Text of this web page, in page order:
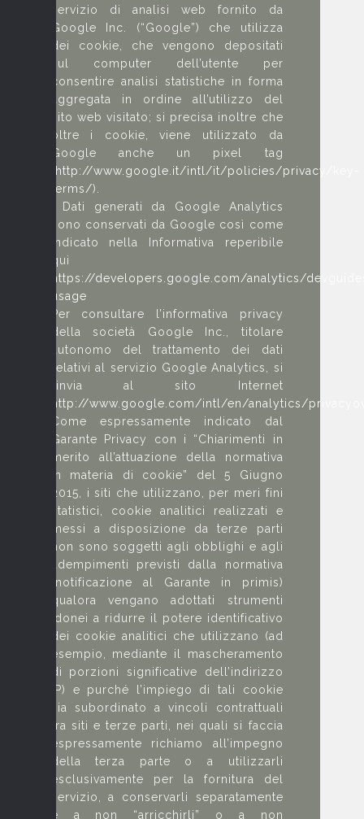
servizio di analisi web fornito da
Google Inc. (“Google”) che utilizza
dei cookie, che vengono depositati
sul computer dell’utente per
consentire analisi statistiche in forma
aggregata in ordine all’utilizzo del
sito web visitato; si precisa inoltre che
oltre i cookie, viene utilizzato da
Google anche un pixel tag
http://www.google.it/intl/it/policies/privacy/key-
terms/).
I Dati generati da Google Analytics
sono conservati da Google così come
indicato nella Informativa reperibile
qui
https://developers.google.com/analytics/
usage
Per consultare l’informativa privacy
della società Google Inc., titolare
autonomo del trattamento dei dati
relativi al servizio Google Analytics, si
rinvia al sito Internet
http://www.google.com/intl/en/analytics/
Come espressamente indicato dal
Garante Privacy con i “Chiarimenti in
merito all’attuazione della normativa
in materia di cookie” del 5 Giugno
2015, i siti che utilizzano, per meri fini
statistici, cookie analitici realizzati e
messi a disposizione da terze parti
non sono soggetti agli obblighi e agli
adempimenti previsti dalla normativa
(notificazione al Garante in primis)
qualora vengano adottati strumenti
idonei a ridurre il potere identificativo
dei cookie analitici che utilizzano (ad
esempio, mediante il mascheramento
di porzioni significative dell’indirizzo
IP) e purché l’impiego di tali cookie
sia subordinato a vincoli contrattuali
tra siti e terze parti, nei quali si faccia
espressamente richiamo all’impegno
della terza parte o a utilizzarli
esclusivamente per la fornitura del
servizio, a conservarli separatamente
e a non “arricchirli” o a non